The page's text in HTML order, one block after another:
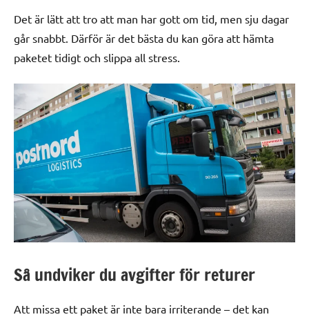
Det är lätt att tro att man har gott om tid, men sju dagar
går snabbt. Därför är det bästa du kan göra att hämta
paketet tidigt och slippa all stress.
Så undviker du avgifter för returer
Att missa ett paket är inte bara irriterande – det kan